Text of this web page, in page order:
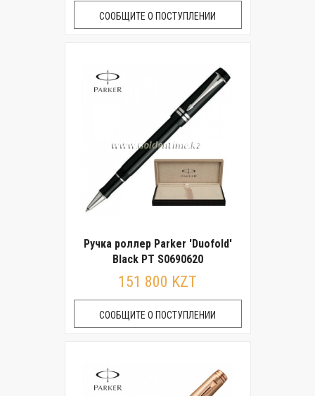
СООБЩИТЕ О ПОСТУПЛЕНИИ
Ручка роллер Parker 'Duofold'
Black РТ S0690620
151 800 KZT
СООБЩИТЕ О ПОСТУПЛЕНИИ